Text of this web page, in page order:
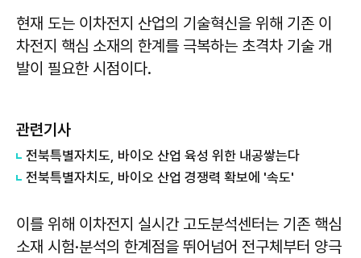
현재 도는 이차전지 산업의 기술혁신을 위해 기존 이
차전지 핵심 소재의 한계를 극복하는 초격차 기술 개
발이 필요한 시점이다.
관련기사
전북특별자치도, 바이오 산업 육성 위한 내공쌓는다
전북특별자치도, 바이오 산업 경쟁력 확보에 '속도'
이를 위해 이차전지 실시간 고도분석센터는 기존 핵심
소재 시험·분석의 한계점을 뛰어넘어 전구체부터 양극